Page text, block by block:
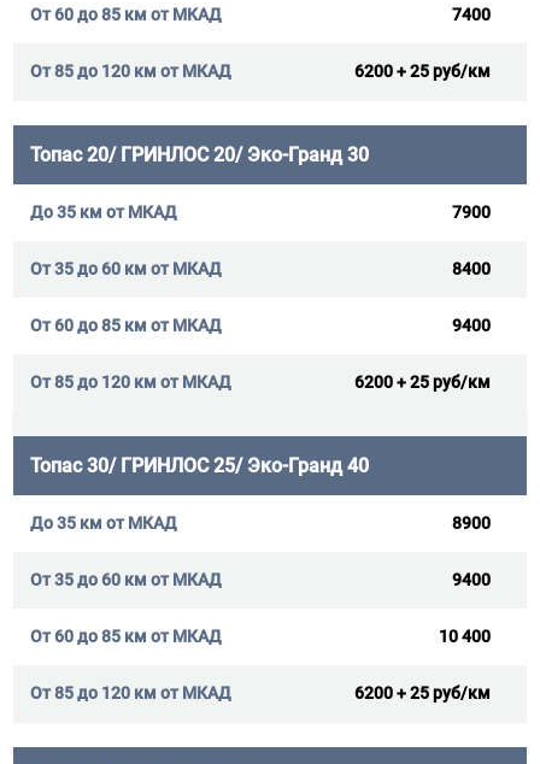
7400
6200 + 25 руб/км
Топас 20/ ГРИНЛОС 20/ Эко-Гранд 30
7900
8400
9400
6200 + 25 руб/км
Топас 30/ ГРИНЛОС 25/ Эко-Гранд 40
8900
9400
10 400
6200 + 25 руб/км